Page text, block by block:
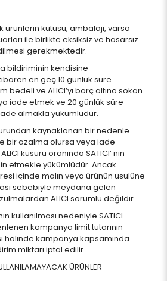
kutusu, ambalajı, varsa
ile birlikte eksiksiz ve hasarsız
gerekmektedir.
bildiriminin kendisine
en geç 10 günlük süre
bedeli ve ALICI’yı borç altına sokan
iade etmek ve 20 günlük süre
almakla yükümlüdür.
kaynaklanan bir nedenle
bir azalma olursa veya iade
kusuru oranında SATICI’ nın
etmekle yükümlüdür. Ancak
içinde malın veya ürünün usulüne
sebebiyle meydana gelen
ALICI sorumlu değildir.
kullanılması nedeniyle SATICI
kampanya limit tutarının
halinde kampanya kapsamında
miktarı iptal edilir.
ÜRÜNLER